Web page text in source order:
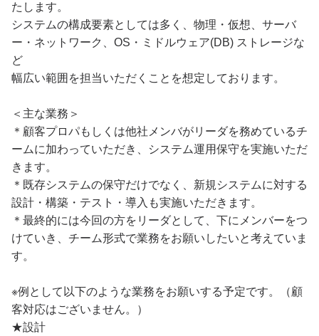
たします。
システムの構成要素としては多く、物理・仮想、サーバ
ー・ネットワーク、OS・ミドルウェア(DB) ストレージな
ど
幅広い範囲を担当いただくことを想定しております。
＜主な業務＞
＊顧客プロパもしくは他社メンバがリーダを務めているチ
ームに加わっていただき、システム運用保守を実施いただ
きます。
＊既存システムの保守だけでなく、新規システムに対する
設計・構築・テスト・導入も実施いただきます。
＊最終的には今回の方をリーダとして、下にメンバーをつ
けていき、チーム形式で業務をお願いしたいと考えていま
す。
※例として以下のような業務をお願いする予定です。（顧
客対応はございません。）
★設計